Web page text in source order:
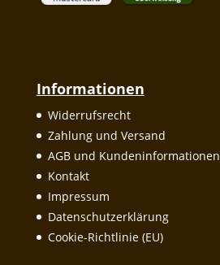
Informationen
Widerrufsrecht
Zahlung und Versand
AGB und Kundeninformationen
Kontakt
Impressum
Datenschutzerklärung
Cookie-Richtlinie (EU)